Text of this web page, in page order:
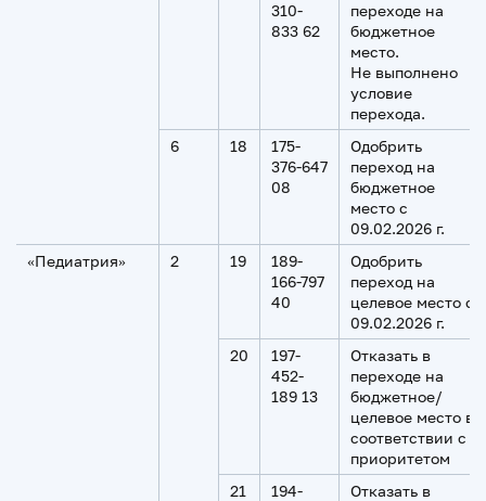
310-
833 62
переходе на
бюджетное
место.
Не выполнено
условие
перехода.
6
18
175-
376-647
08
Одобрить
переход на
бюджетное
место с
09.02.2026 г.
«Педиатрия»
2 19
189-
166-797
40
Одобрить
переход на
целевое место с
09.02.2026 г.
20
197-
452-
189 13
Отказать в
переходе на
бюджетное/
целевое место в
соответствии с
приоритетом
21
194-
Отказать в